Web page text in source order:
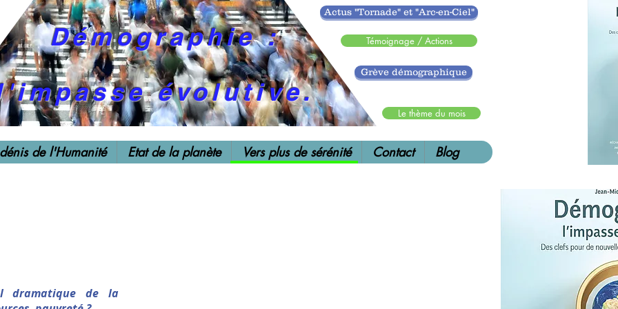
Démographie :
évolutive.
Témoignage / Actions
Grève démographique
Actus "Tornade" et "Arc-en-Ciel"
Le thème du mois
de l'Humanité Etat de la planète Vers plus de sérénité Contact Blog
dramatique de la